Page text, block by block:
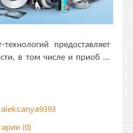
предоставляет
в том числе и приоб ...
aleksanya9393
(0)